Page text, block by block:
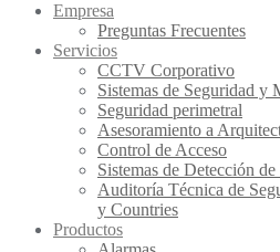
Empresa
Preguntas Frecuentes
Servicios
CCTV Corporativo
Sistemas de Seguridad y
Seguridad perimetral
Asesoramiento a
Control de Acceso
Sistemas de Detección
Auditoría Técnica de
y Countries
Productos